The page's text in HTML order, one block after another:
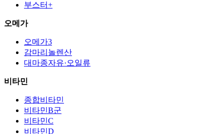
부스터+
오메가
오메가3
감마리놀렌산
대마종자유·오일류
비타민
종합비타민
비타민B군
비타민C
비타민D